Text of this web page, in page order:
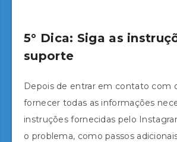
5° Dica: Siga as
suporte
Depois de entrar em contato com
fornecer todas as informações
instruções fornecidas pelo
o problema, como passos